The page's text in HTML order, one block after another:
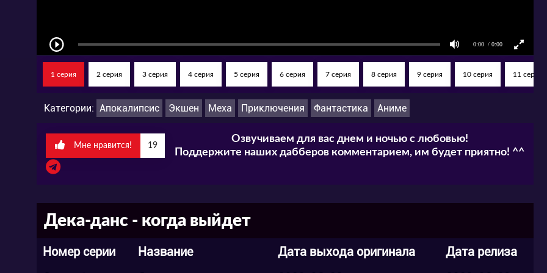
1 серия 2 серия 3 серия 4 серия 5 серия 6 серия 7 серия 8 серия 9 серия 10 серия 11 серия
Категории: Апокалипсис Экшен Меха Приключения Фантастика Аниме
Мне нравится! 19
Озвучиваем для вас днем и ночью с любовью!
Поддержите наших дабберов комментарием, им будет приятно! ^^
Дека-данс - когда выйдет
Номер серии Название Дата выхода оригинала
Дата релиза